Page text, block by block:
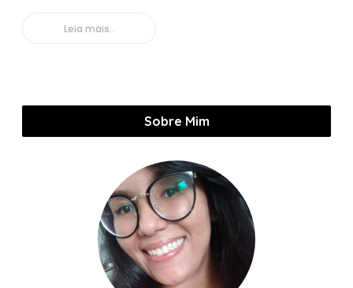
Leia mais..
Sobre Mim